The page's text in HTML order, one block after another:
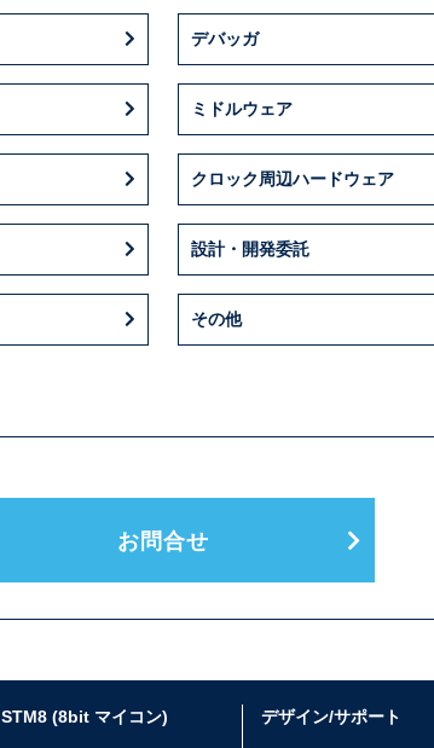
デバッガ
ミドルウェア
クロック周辺ハードウェア
設計・開発委託
その他
お問合せ
STM8 (8bit マイコン) デザイン/サポート